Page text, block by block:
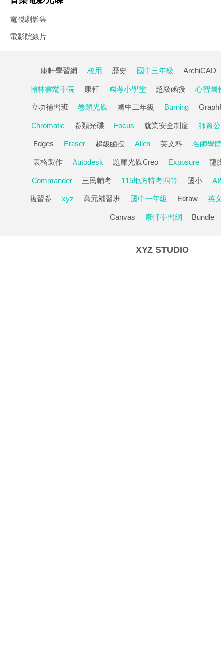
電視劇影集
電影院線片
康軒學習網 校用 歷史 國中三年級 ArchiCAD
翰林雲端學院 康軒 國考小學堂 超級函授 心智圖
立功補習班 卷類光碟 國中二年級 Burning
Chromatic 卷類光碟 Focus 就業安全制度 師資
Edges Eraser 超級函授 Alien 英文科 名師學
表格製作 Autodesk 題庫光碟Creo Exposure 龍
Commander 三民輔考 115地方特考四等 國小 AI
複習卷 xyz 高元補習班 國中一年級 Edraw 英
Canvas 康軒學習網 Bundle
XYZ STUDIO